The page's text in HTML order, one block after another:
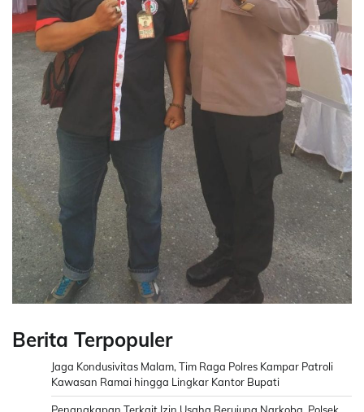
Berita Terpopuler
Jaga Kondusivitas Malam, Tim Raga Polres Kampar Patroli
Kawasan Ramai hingga Lingkar Kantor Bupati